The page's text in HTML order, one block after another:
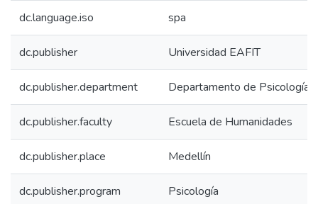
dc.language.iso spa
dc.publisher Universidad EAFIT
dc.publisher.department Departamento de Psicología
dc.publisher.faculty Escuela de Humanidades
dc.publisher.place Medellín
dc.publisher.program Psicología